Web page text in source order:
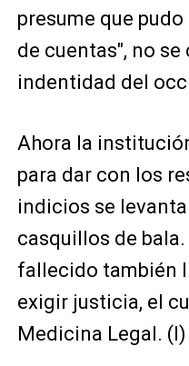
presume que
de cuentas", no
indentidad del
Ahora la
para dar con los
indicios se
casquillos de
fallecido también
exigir justicia, el
Medicina Legal. (I)